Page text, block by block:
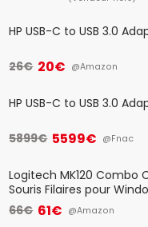
HP USB-C to USB 3.0
26€ 20€ @Amazon
HP USB-C to USB 3.0
5899€ 5599€ @Fnac
Logitech MK120 Combo
Souris Filaires pour
Optique Filaire,
And Play, Confortable,
66€ 61€ @Amazon